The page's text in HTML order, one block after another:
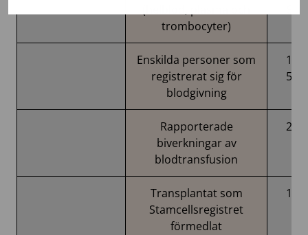
trombocyter)
Enskilda personer som
registrerat sig för
blodgivning
115
530
Rapporterade
biverkningar av
blodtransfusion
294
Transplantat som
Stamcellsregistret
förmedlat
113